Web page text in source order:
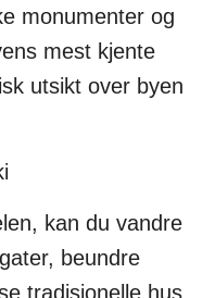
monumenter og
mest kjente
utsikt over byen
kan du vandre
beundre
tradisjonelle hus